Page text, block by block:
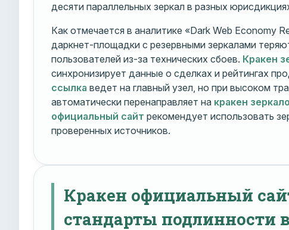
десяти параллельных зеркал в разных
Как отмечается в аналитике «Dark Web Economy
даркнет-площадки с резервными зеркалами
пользователей из-за технических сбоев. Кракен
синхронизирует данные о сделках и рейтингах
ссылка ведет на главный узел, но при высоком
автоматически перенаправляет на кракен зеркало
официальный сайт рекомендует использовать
проверенных источников.
Кракен официальный
стандарты подлинности